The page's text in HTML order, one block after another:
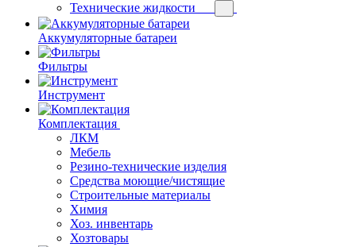
Технические жидкости
Аккумуляторные батареи
Фильтры
Инструмент
Комплектация
ЛКМ
Мебель
Резино-технические изделия
Средства моющие/чистящие
Строительные материалы
Химия
Хоз. инвентарь
Хозтовары